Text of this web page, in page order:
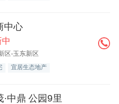
中心
区-玉东新区
宜居生态地产
·中鼎 公园9里